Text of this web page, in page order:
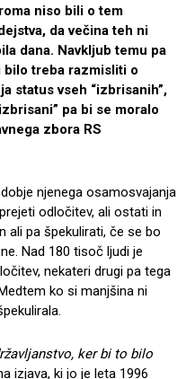
niso bili o tem
da večina teh ni
dana. Navkljub temu pa
bilo treba razmisliti o
status vseh “izbrisanih”,
pa bi se moralo
zbora RS
njenega osamosvajanja
odločitev, ali ostati in
ali pa špekulirati, če se bo
Nad 180 tisoč ljudi je
nekateri drugi pa tega
ko si manjšina ni
ker bi to bilo
izjava, ki jo je leta 1996